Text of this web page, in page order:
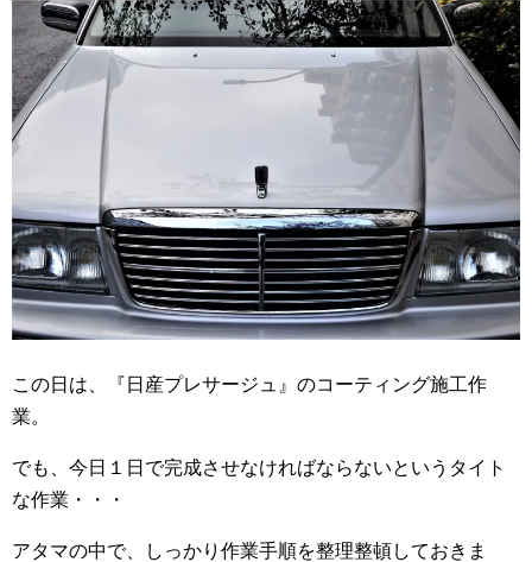
この日は、『日産プレサージュ』のコーティング施工作
業。
でも、今日１日で完成させなければならないというタイト
な作業・・・
アタマの中で、しっかり作業手順を整理整頓しておきま